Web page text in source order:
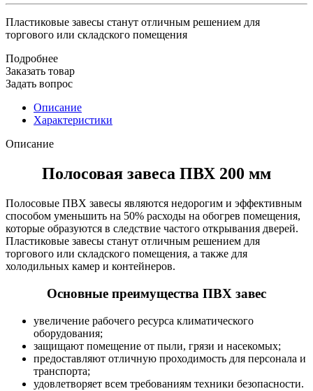
Пластиковые завесы станут отличным решением для
торгового или складского помещения
Подробнее
Заказать товар
Задать вопрос
Описание
Характеристики
Описание
Полосовая завеса ПВХ 200 мм
Полосовые ПВХ завесы являются недорогим и эффективным
способом уменьшить на 50% расходы на обогрев помещения,
которые образуются в следствие частого открывания дверей.
Пластиковые завесы станут отличным решением для
торгового или складского помещения, а также для
холодильных камер и контейнеров.
Основные преимущества ПВХ завес
увеличение рабочего ресурса климатического
оборудования;
защищают помещение от пыли, грязи и насекомых;
предоставляют отличную проходимость для персонала и
транспорта;
удовлетворяет всем требованиям техники безопасности.